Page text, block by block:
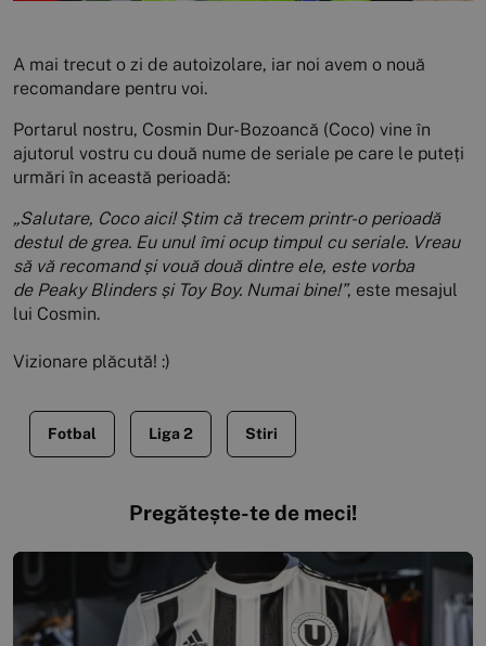
A mai trecut o zi de autoizolare, iar noi avem o nouă
recomandare pentru voi.
Portarul nostru, Cosmin Dur-Bozoancă (Coco) vine în
ajutorul vostru cu două nume de seriale pe care le puteți
urmări în această perioadă:
„Salutare, Coco aici! Știm că trecem printr-o perioadă
destul de grea. Eu unul îmi ocup timpul cu seriale. Vreau
să vă recomand și vouă două dintre ele, este vorba
de Peaky Blinders și Toy Boy. Numai bine!”, este mesajul
lui Cosmin.
Vizionare plăcută! :)
Fotbal Liga 2 Stiri
Pregătește-te de meci!